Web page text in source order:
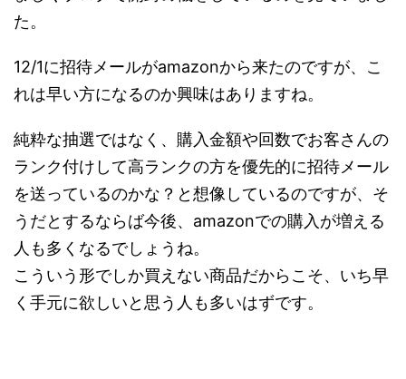
た。
12/1に招待メールがamazonから来たのですが、こ
れは早い方になるのか興味はありますね。
純粋な抽選ではなく、購入金額や回数でお客さんの
ランク付けして高ランクの方を優先的に招待メール
を送っているのかな？と想像しているのですが、そ
うだとするならば今後、amazonでの購入が増える
人も多くなるでしょうね。
こういう形でしか買えない商品だからこそ、いち早
く手元に欲しいと思う人も多いはずです。